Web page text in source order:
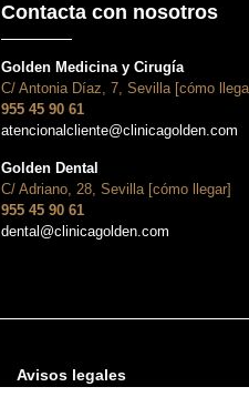
Contacta con nosotros
Golden Medicina y Cirugía
C/ Antonia Díaz, 7, Sevilla [cómo
955 45 90 61
atencionalcliente@clinicagolden.com
Golden Dental
C/ Adriano, 28, Sevilla [cómo llegar]
955 45 90 61
dental@clinicagolden.com
Avisos legales